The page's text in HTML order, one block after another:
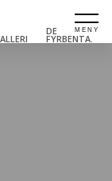
DE
FYRBENTA.